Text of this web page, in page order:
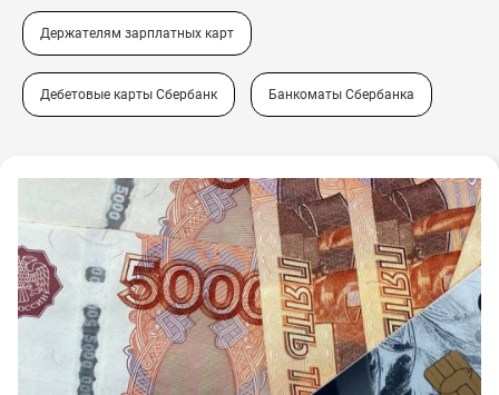
Держателям зарплатных карт
Дебетовые карты Сбербанк Банкоматы Сбербанка